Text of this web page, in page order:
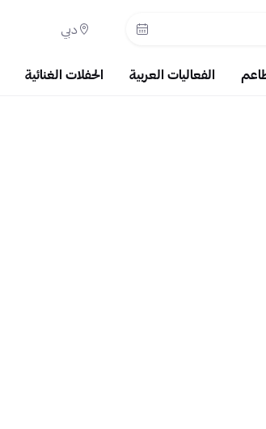
دبي
الفعاليات العربية الحفلات الغنائية